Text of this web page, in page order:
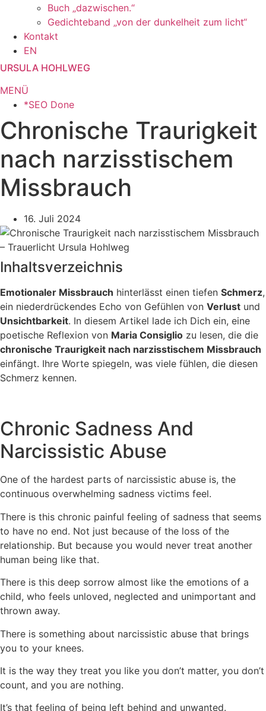
Buch „dazwischen.“
Gedichteband „von der dunkelheit zum licht“
Kontakt
EN
URSULA HOHLWEG
MENÜ
*SEO Done
Chronische Traurigkeit
nach narzisstischem
Missbrauch
16. Juli 2024
Inhaltsverzeichnis
Emotionaler Missbrauch hinterlässt einen tiefen Schmerz,
ein niederdrückendes Echo von Gefühlen von Verlust und
Unsichtbarkeit. In diesem Artikel lade ich Dich ein, eine
poetische Reflexion von Maria Consiglio zu lesen, die die
chronische Traurigkeit nach narzisstischem Missbrauch
einfängt. Ihre Worte spiegeln, was viele fühlen, die diesen
Schmerz kennen.
Chronic Sadness And
Narcissistic Abuse
One of the hardest parts of narcissistic abuse is, the
continuous overwhelming sadness victims feel.
There is this chronic painful feeling of sadness that seems
to have no end. Not just because of the loss of the
relationship. But because you would never treat another
human being like that.
There is this deep sorrow almost like the emotions of a
child, who feels unloved, neglected and unimportant and
thrown away.
There is something about narcissistic abuse that brings
you to your knees.
It is the way they treat you like you don’t matter, you don’t
count, and you are nothing.
It’s that feeling of being left behind and unwanted.